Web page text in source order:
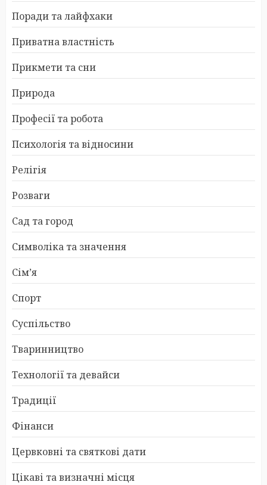
Поради та лайфхаки
Приватна властність
Прикмети та сни
Природа
Професії та робота
Психологія та відносини
Релігія
Розваги
Сад та город
Символіка та значення
Сім’я
Спорт
Суспільство
Тваринництво
Технології та девайси
Традиції
Фінанси
Цервковні та святкові дати
Цікаві та визначні місця